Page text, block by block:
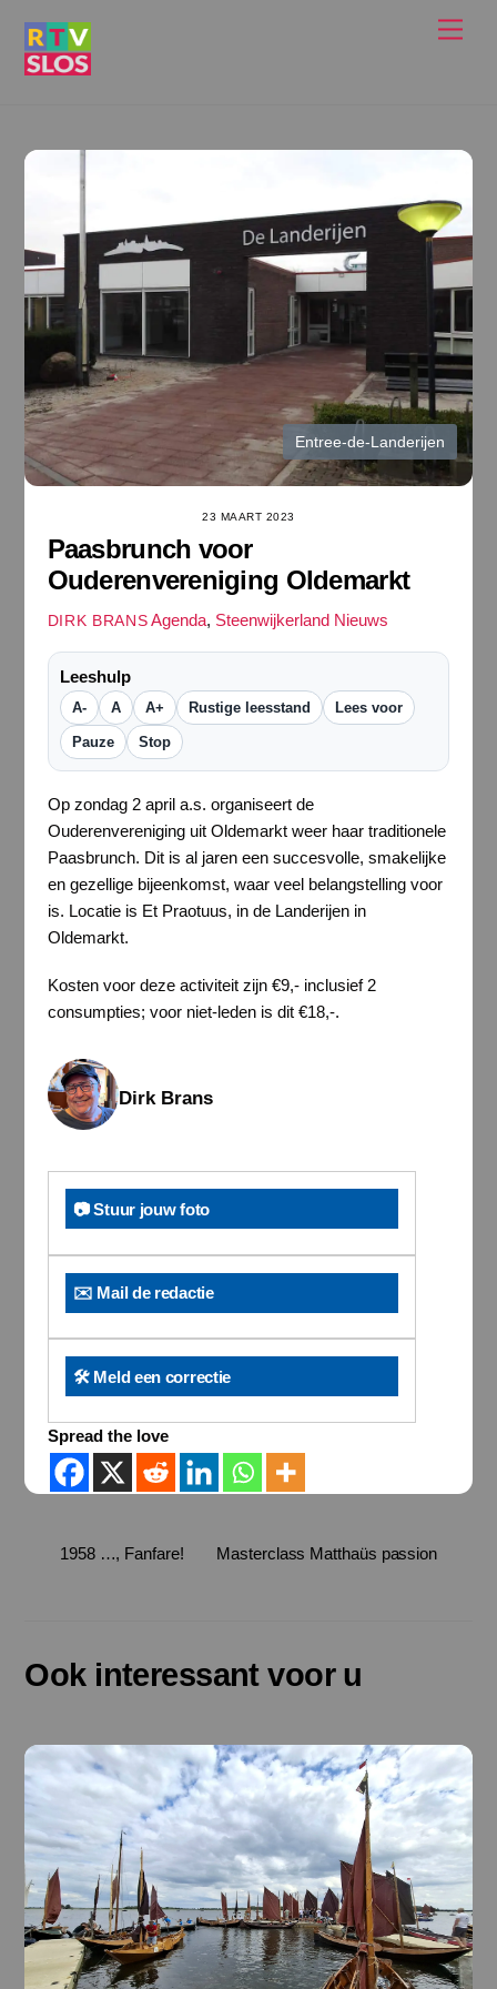
Entree-de-Landerijen
23 MAART 2023
Paasbrunch voor
Ouderenvereniging Oldemarkt
DIRK BRANS Agenda, Steenwijkerland Nieuws
Leeshulp
A- A A+ Rustige leesstand Lees voor
Pauze Stop
Op zondag 2 april a.s. organiseert de
Ouderenvereniging uit Oldemarkt weer haar traditionele
Paasbrunch. Dit is al jaren een succesvolle, smakelijke
en gezellige bijeenkomst, waar veel belangstelling voor
is. Locatie is Et Praotuus, in de Landerijen in
Oldemarkt.
Kosten voor deze activiteit zijn €9,- inclusief 2
consumpties; voor niet-leden is dit €18,-.
Dirk Brans
📷 Stuur jouw foto
✉️ Mail de redactie
🛠️ Meld een correctie
Spread the love
1958 …, Fanfare! Masterclass Matthaüs passion
Ook interessant voor u